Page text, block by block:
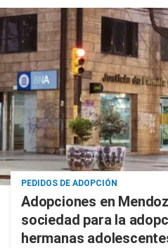
PEDIDOS DE ADOPCIÓN
Adopciones en
sociedad para la
hermanas